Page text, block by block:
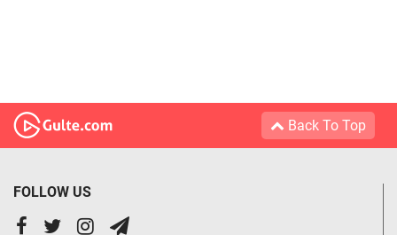
Back To Top
FOLLOW US